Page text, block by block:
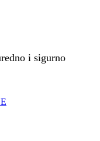
i sigurno